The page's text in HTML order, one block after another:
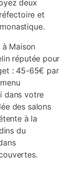
deux
et
à Maison
réputée pour
: 45-65€ par
dans votre
des salons
à la
du